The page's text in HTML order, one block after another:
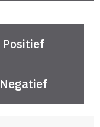
Positief
Negatief